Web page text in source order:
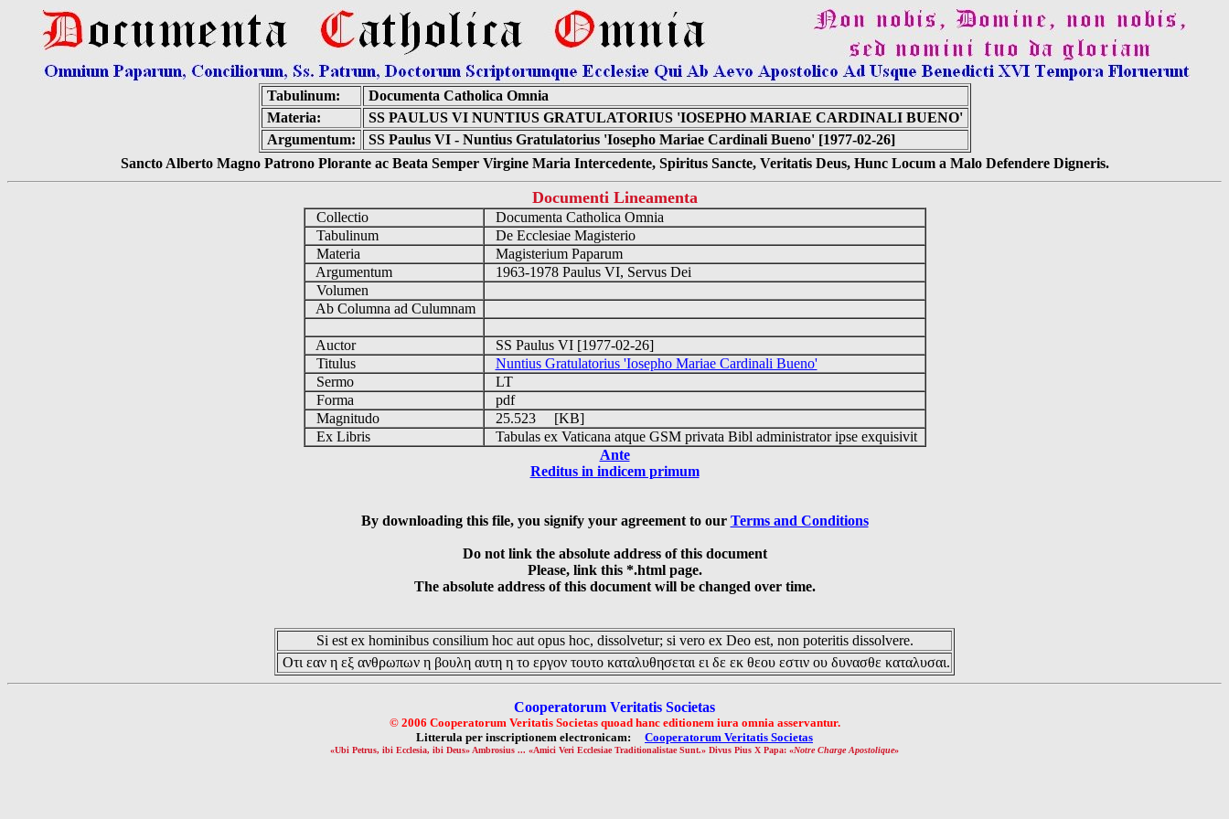
Tabulinum:
Documenta Catholica Omnia
Materia:
SS PAULUS VI NUNTIUS GRATULATORIUS 'IOSEPHO MARIAE CARDINALI BUENO'
Argumentum:
SS Paulus VI - Nuntius Gratulatorius 'Iosepho Mariae Cardinali Bueno' [1977-02-26]
Sancto Alberto Magno Patrono Plorante ac Beata Semper Virgine Maria Intercedente, Spiritus Sancte, Veritatis Deus, Hunc Locum a Malo Defendere Digneris.
Documenti Lineamenta
Collectio
Documenta Catholica Omnia
Tabulinum
De Ecclesiae Magisterio
Materia
Magisterium Paparum
Argumentum
1963-1978 Paulus VI, Servus Dei
Volumen
Ab Columna ad Culumnam
Auctor
SS Paulus VI [1977-02-26]
Titulus
Nuntius Gratulatorius 'Iosepho Mariae Cardinali Bueno'
Sermo
LT
Forma
pdf
Magnitudo
25.523 [KB]
Ex Libris
Tabulas ex Vaticana atque GSM privata Bibl administrator ipse exquisivit
Ante
Reditus in indicem primum
By downloading this file, you signify your agreement to our Terms and Conditions
Do not link the absolute address of this document
Please, link this *.html page.
The absolute address of this document will be changed over time.
Si est ex hominibus consilium hoc aut opus hoc, dissolvetur; si vero ex Deo est, non poteritis dissolvere.
Οτι εαν η εξ ανθρωπων η βουλη αυτη η το εργον τουτο καταλυθησεται ει δε εκ θεου εστιν ου δυνασθε καταλυσαι.
Cooperatorum Veritatis Societas
© 2006 Cooperatorum Veritatis Societas quoad hanc editionem iura omnia asservantur.
Litterula per inscriptionem electronicam: Cooperatorum Veritatis Societas
«Ubi Petrus, ibi Ecclesia, ibi Deus» Ambrosius ... «Amici Veri Ecclesiae Traditionalistae Sunt.» Divus Pius X Papa: «Notre Charge Apostolique»